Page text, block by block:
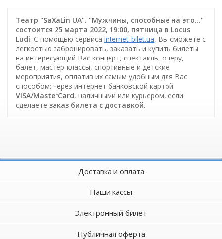
Театр "SaXaLin UA". "Мужчины, способные на это…"
состоится 25 марта 2022, 19:00, пятница в Locus
Ludi. С помощью сервиса internet-bilet.ua, Вы сможете с
легкостью забронировать, заказать и купить билеты
на интересующий Вас концерт, спектакль, оперу,
балет, мастер-классы, спортивные и детские
мероприятия, оплатив их самым удобным для Вас
способом: через интернет банковской картой
VISA/MasterCard, наличными или курьером, если
сделаете заказ билета c доставкой.
Доставка и оплата
Наши кассы
Электронный билет
Публичная оферта